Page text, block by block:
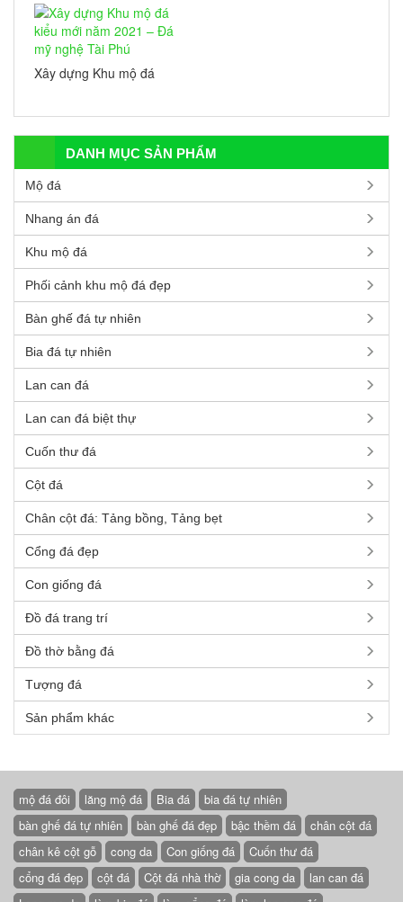
Cuốn thư đá, Cổng đá
cho Nhà thờ họ/từ đường
Xây dựng Khu mộ đá
DANH MỤC SẢN PHẨM
Mộ đá
Nhang án đá
Khu mộ đá
Phối cảnh khu mộ đá đẹp
Bàn ghế đá tự nhiên
Bia đá tự nhiên
Lan can đá
Lan can đá biệt thự
Cuốn thư đá
Cột đá
Chân cột đá: Tảng bồng, Tảng bẹt
Cổng đá đẹp
Con giống đá
Đồ đá trang trí
Đồ thờ bằng đá
Tượng đá
Sản phẩm khác
mộ đá đôi lăng mộ đá Bia đá
bia đá tự nhiên
bàn ghế đá tự nhiên
bàn ghế đá đẹp bậc thềm đá
chân cột đá
chân kê cột gỗ
cong da Con giống đá
Cuốn thư đá
cổng đá đẹp
cột đá Cột đá nhà thờ gia cong da
lan can đá